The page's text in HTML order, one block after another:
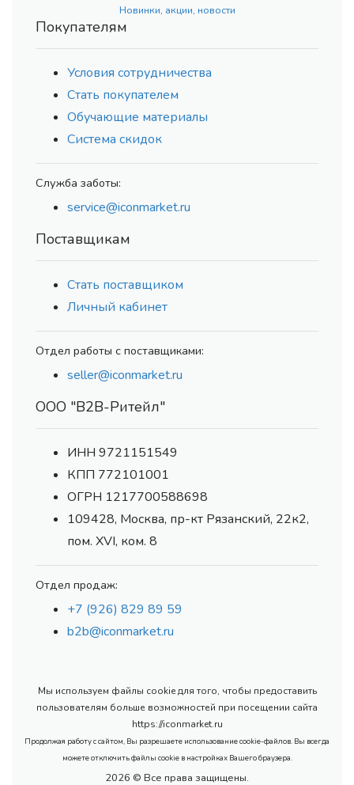
Новинки, акции, новости
Покупателям
Условия сотрудничества
Стать покупателем
Обучающие материалы
Система скидок
Служба заботы:
service@iconmarket.ru
Поставщикам
Стать поставщиком
Личный кабинет
Отдел работы с поставщиками:
seller@iconmarket.ru
ООО "В2В-Ритейл"
ИНН 9721151549
КПП 772101001
ОГРН 1217700588698
109428, Москва, пр-кт Рязанский, 22к2,
пом. XVI, ком. 8
Отдел продаж:
+7 (926) 829 89 59
b2b@iconmarket.ru
Мы используем файлы cookie для того, чтобы предоставить
пользователям больше возможностей при посещении сайта
https://iconmarket.ru
Продолжая работу с сайтом, Вы разрешаете использование cookie-файлов. Вы всегда
можете отключить файлы cookie в настройках Вашего браузера.
2026 © Все права защищены.